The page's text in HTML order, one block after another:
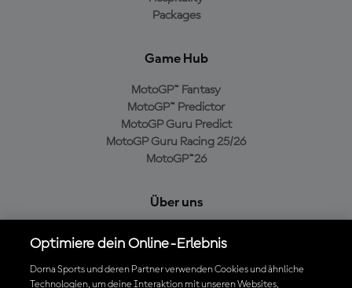
Packages
Game Hub
MotoGP™ Fantasy
MotoGP™ Predictor
MotoGP Guru Predict
MotoGP Guru Racing 25/26
MotoGP™26
Über uns
Cookie-Richtlinien
Geschäftsbedingungen
Optimiere dein Online-Erlebnis
Dorna Sports und deren Partner verwenden Cookies und ähnliche
Technologien, um deine Interaktion mit unseren Websites,